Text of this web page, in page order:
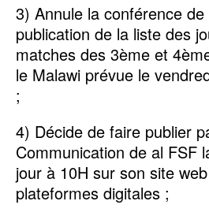
3) Annule la conférence
publication de la liste des
matches des 3ème et
le Malawi prévue le
;
4) Décide de faire publier
Communication de al FSF
jour à 10H sur son site
plateformes digitales ;